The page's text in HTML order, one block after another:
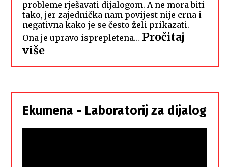
probleme rješavati dijalogom. A ne mora biti
tako, jer zajednička nam povijest nije crna i
negativna kako je se često želi prikazati.
Ona je upravo isprepletena… Pročitaj
više:
Hrvati
Srbi,
istorodna
braća
Ekumena - Laboratorij za dijalog